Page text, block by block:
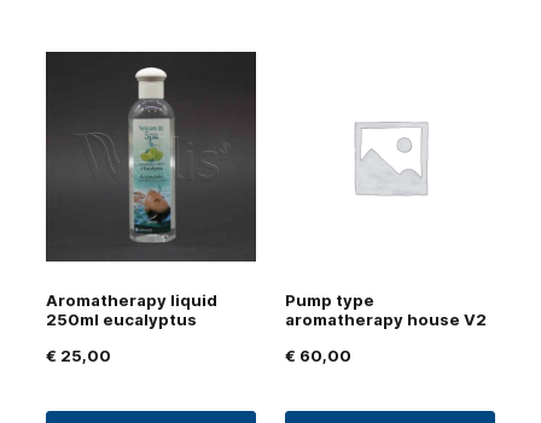
Aromatherapy liquid
250ml eucalyptus
€ 25,00
Pump type
aromatherapy house V2
€ 60,00